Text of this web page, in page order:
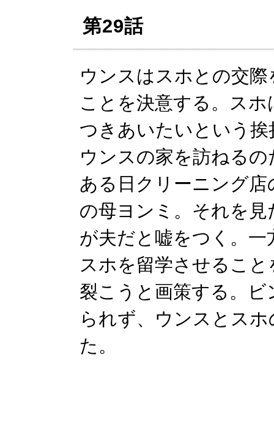
第29話
ウンスはスホとの交際
ことを決意する。スホ
つきあいたいという挨
ウンスの家を訪ねるの
ある日クリーニング
の母ヨンミ。それを
が夫だと嘘をつく。
スホを留学させるこ
裂こうと画策する。
られず、ウンスとス
た。